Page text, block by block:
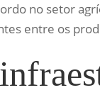
no setor
entre os